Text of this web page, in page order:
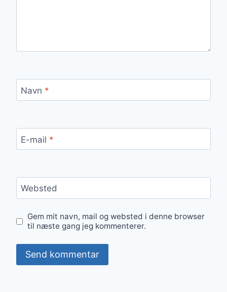
Navn *
E-mail *
Websted
Gem mit navn, mail og websted i denne browser
til næste gang jeg kommenterer.